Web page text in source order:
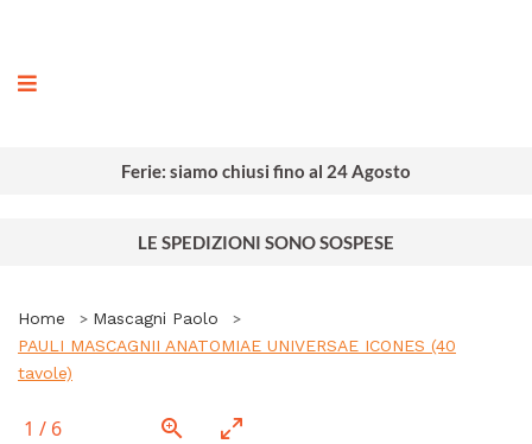
Ferie: siamo chiusi fino al 24 Agosto
LE SPEDIZIONI SONO SOSPESE
Home
Mascagni Paolo
PAULI MASCAGNII ANATOMIAE UNIVERSAE ICONES (40
tavole)
1 / 6